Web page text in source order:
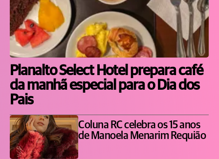
Planalto Select Hotel prepara café
da manhã especial para o Dia dos
Pais
Coluna RC celebra os 15 anos
de Manoela Menarim Requião